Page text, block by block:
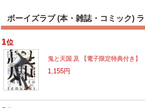
ボーイズラブ (本・雑誌・コミック)
1位
鬼と天国 及 【電子限定特典付き】
1,155円